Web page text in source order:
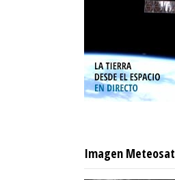
Imagen Meteosat